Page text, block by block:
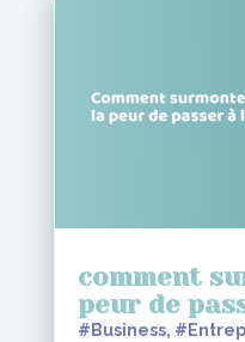
comment
peur de
#Business,